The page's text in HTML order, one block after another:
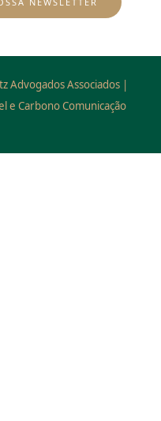
Advogados Associados |
e Carbono Comunicação